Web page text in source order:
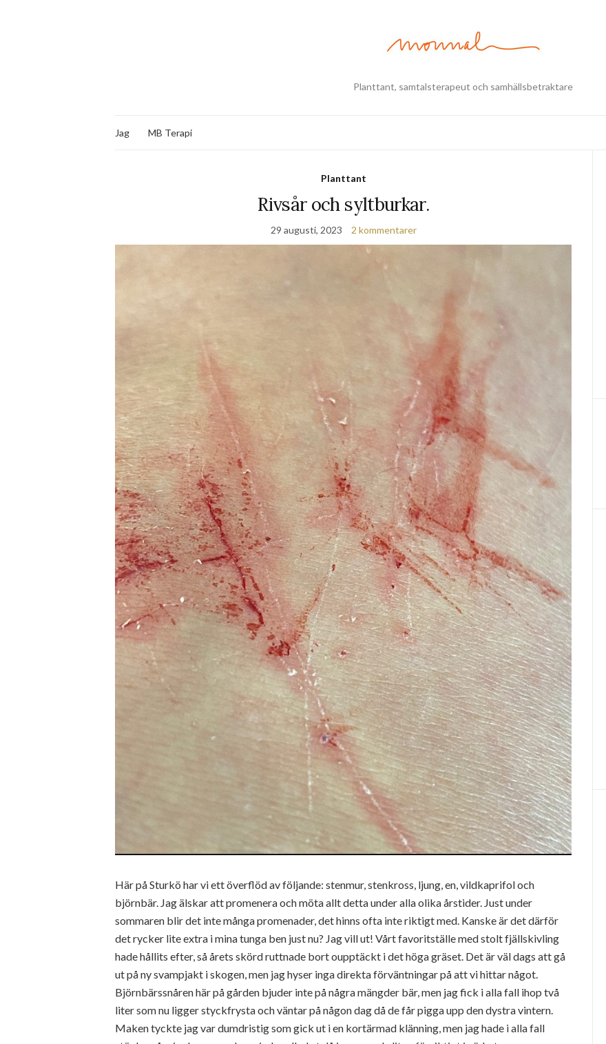
Planttant, samtalsterapeut och samhällsbetraktare
Jag MB Terapi
Planttant
Rivsår och syltburkar.
29 augusti, 2023 2 kommentarer
Här på Sturkö har vi ett överflöd av följande: stenmur, stenkross, ljung, en, vildkaprifol och
björnbär. Jag älskar att promenera och möta allt detta under alla olika årstider. Just under
sommaren blir det inte många promenader, det hinns ofta inte riktigt med. Kanske är det därför
det rycker lite extra i mina tunga ben just nu? Jag vill ut! Vårt favoritställe med stolt fjällskivling
hade hållits efter, så årets skörd ruttnade bort oupptäckt i det höga gräset. Det är väl dags att gå
ut på ny svampjakt i skogen, men jag hyser inga direkta förväntningar på att vi hittar något.
Björnbärssnåren här på gården bjuder inte på några mängder bär, men jag fick i alla fall ihop två
liter som nu ligger styckfrysta och väntar på någon dag då de får pigga upp den dystra vintern.
Maken tyckte jag var dumdristig som gick ut i en kortärmad klänning, men jag hade i alla fall